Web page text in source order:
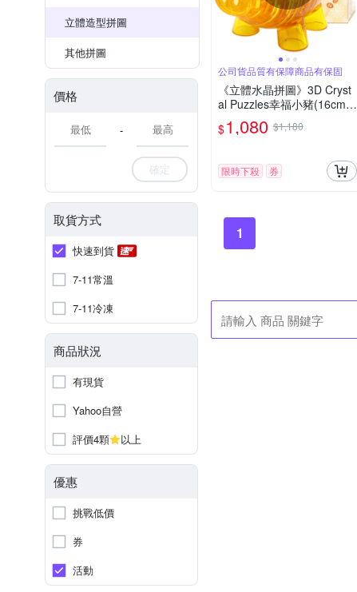
立體造型拼圖
其他拼圖
價格
-
確定
取貨方式
快速到貨
7-11常溫
7-11冷凍
商品狀況
有現貨
Yahoo自營
評價4顆
以上
優惠
挑戰低價
券
活動
公司貨品質有保障商品有保固
《立體水晶拼圖》3D Cryst
al Puzzles幸福小豬(16cm系
列)(二色可選)
$1,080 $1,180
限時下殺 券
1